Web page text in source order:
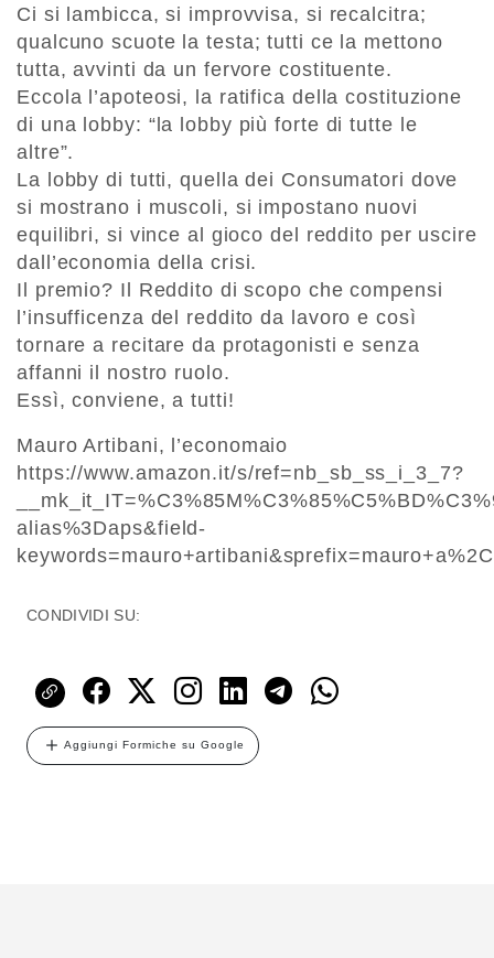
Ci si lambicca, si improvvisa, si recalcitra;
qualcuno scuote la testa; tutti ce la mettono
tutta, avvinti da un fervore costituente.
Eccola l’apoteosi, la ratifica della costituzione
di una lobby: “la lobby più forte di tutte le
altre”.
La lobby di tutti, quella dei Consumatori dove
si mostrano i muscoli, si impostano nuovi
equilibri, si vince al gioco del reddito per uscire
dall’economia della crisi.
Il premio? Il Reddito di scopo che compensi
l’insufficenza del reddito da lavoro e così
tornare a recitare da protagonisti e senza
affanni il nostro ruolo.
Essì, conviene, a tutti!
Mauro Artibani, l’economaio
https://www.amazon.it/s/ref=nb_sb_ss_i_3_7?
alias%3Daps&field-
CONDIVIDI SU:
Aggiungi Formiche su Google